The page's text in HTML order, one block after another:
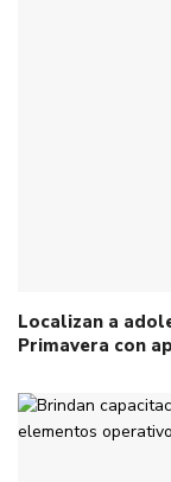
Localizan a
Primavera con